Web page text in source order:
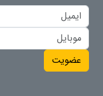
عضویت